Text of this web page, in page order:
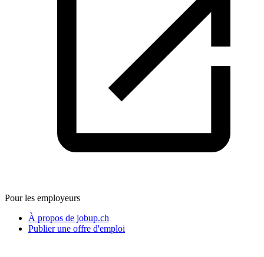
Pour les employeurs
À propos de jobup.ch
Publier une offre d'emploi